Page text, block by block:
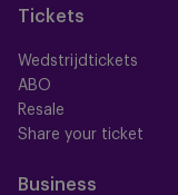
Tickets
Wedstrijdtickets
ABO
Resale
Share your ticket
Business